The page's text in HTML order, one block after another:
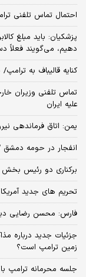
احتمال تماس تلفنی
پزشکیان: باید مبلغ
دهیم، می‌گویند فعلاً
کنایه قالیباف به
تماس تلفنی وزیران
علیه ایران
یمن: اتاق فرماندهی
انفجار در حومه
برکناری دو رئیس بخش
تحریم های جدید آمریکا
فارس: محسن رضایی
جزئیات جدید درباره
زمین ترامپ است؟
جلسه محرمانه ترامپ با